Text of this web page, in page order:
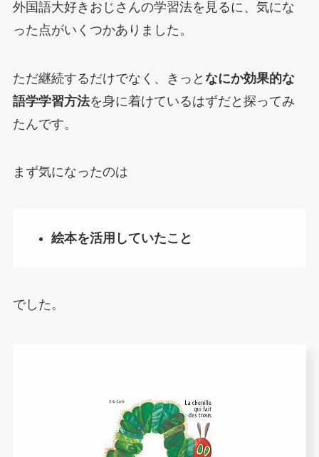
外国語大好きおじさんの学習法を見るに、気にな
った点がいくつかありました。
ただ継続するだけでなく、きっと なにか効果的な
語学学習方法を身に着けているはずだと探ってみ
たんです。
まず気になったのは
絵本を活用していたこと
でした。